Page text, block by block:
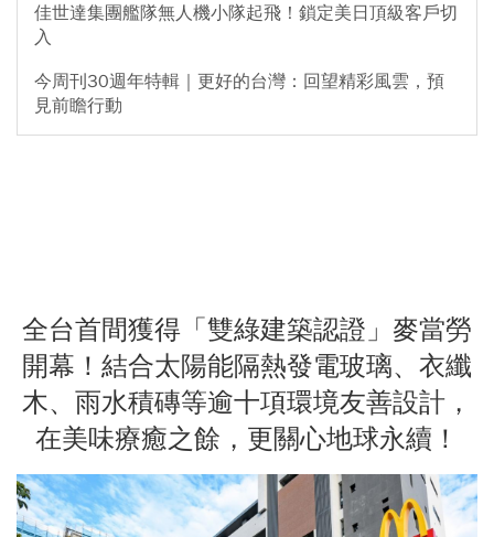
佳世達集團艦隊無人機小隊起飛！鎖定美日頂級客戶切
入
今周刊30週年特輯｜更好的台灣：回望精彩風雲，預
見前瞻行動
全台首間獲得「雙綠建築認證」麥當勞
開幕！結合太陽能隔熱發電玻璃、衣纖
木、雨水積磚等逾十項環境友善設計，
在美味療癒之餘，更關心地球永續！